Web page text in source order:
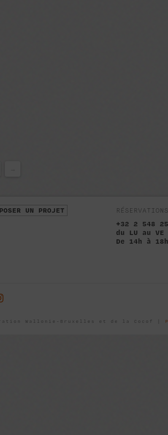
UN PROJET
RÉSERVATIONS
+32 2 548
du LU au VE
De 14h à 18h
Wallonie-Bruxelles et de la Cocof |